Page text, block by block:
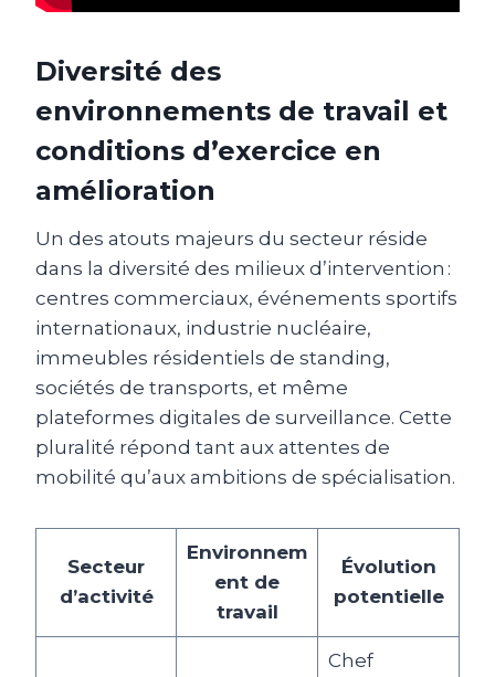
Diversité des
environnements de travail et
conditions d’exercice en
amélioration
Un des atouts majeurs du secteur réside
dans la diversité des milieux d’intervention :
centres commerciaux, événements sportifs
internationaux, industrie nucléaire,
immeubles résidentiels de standing,
sociétés de transports, et même
plateformes digitales de surveillance. Cette
pluralité répond tant aux attentes de
mobilité qu’aux ambitions de spécialisation.
Secteur
d’activité
Environnem
ent de
travail
Évolution
potentielle
Chef